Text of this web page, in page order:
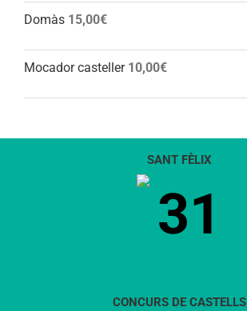
Domàs 15,00€
Mocador casteller 10,00€
SANT FÈLIX
31
CONCURS DE CASTELLS